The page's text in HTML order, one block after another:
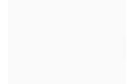
اس کا جسمانی دفتر